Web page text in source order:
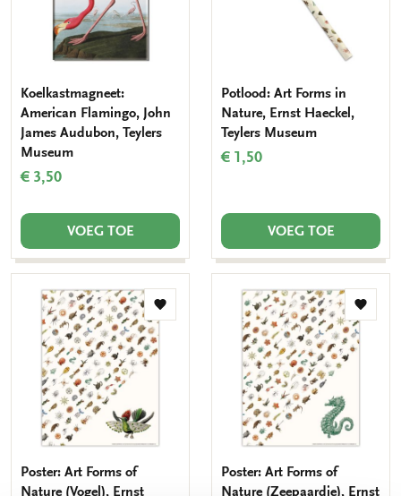
Koelkastmagneet:
American Flamingo, John
James Audubon, Teylers
Museum
€ 3,50
VOEG TOE
Potlood: Art Forms in
Nature, Ernst Haeckel,
Teylers Museum
€ 1,50
VOEG TOE
Toevoegen
aan
Poster: Art Forms of
Nature (Vogel), Ernst
aan
Poster: Art Forms of
Nature (Zeepaardje), Ernst